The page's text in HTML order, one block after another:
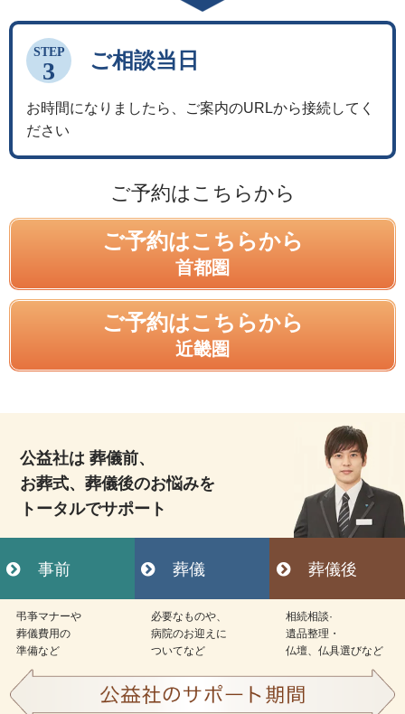
STEP
3 ご相談当日
お時間になりましたら、ご案内のURLから接続してく
ださい
ご予約はこちらから
ご予約はこちらから
首都圏
ご予約はこちらから
近畿圏
公益社は 葬儀前、
お葬式、葬儀後のお悩みを
トータルでサポート
事前 葬儀 葬儀後
弔亊マナーや
葬儀費用の
準備など
必要なものや、
病院のお迎えに
ついてなど
相続相談·
遺品整理・
仏壇、仏具選びなど